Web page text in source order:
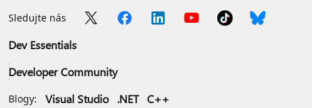
Sledujte nás
Dev Essentials
Developer Community
Blogy: Visual Studio .NET C++